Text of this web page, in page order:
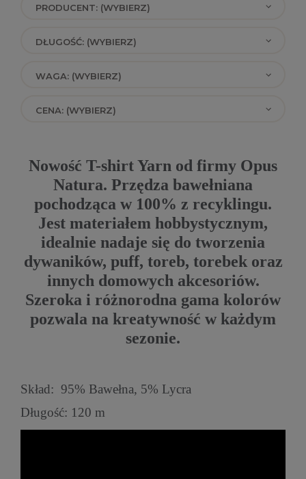
PRODUCENT: (WYBIERZ)
DŁUGOŚĆ: (WYBIERZ)
WAGA: (WYBIERZ)
CENA: (WYBIERZ)
Nowość T-shirt Yarn od firmy Opus
Natura. Przędza bawełniana
pochodząca w 100% z recyklingu.
Jest materiałem hobbystycznym,
idealnie nadaje się do tworzenia
dywaników, puff, toreb, torebek oraz
innych domowych akcesoriów.
Szeroka i różnorodna gama kolorów
pozwala na kreatywność w każdym
sezonie.
Skład: 95% Bawełna, 5% Lycra
Długość: 120 m